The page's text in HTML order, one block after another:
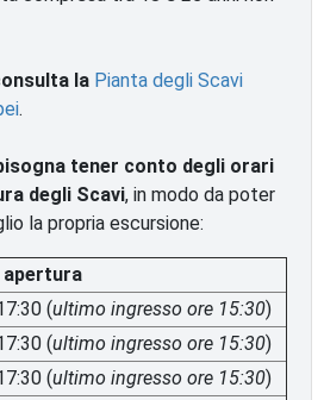
la Pianta degli Scavi
.
tener conto degli orari
degli Scavi, in modo da poter
la propria escursione:
apertura
(ultimo ingresso ore 15:30)
(ultimo ingresso ore 15:30)
(ultimo ingresso ore 15:30)